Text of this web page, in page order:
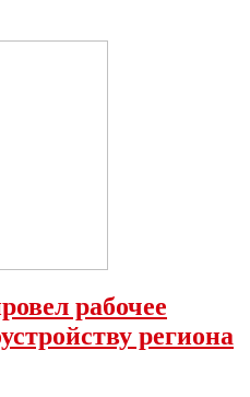
рабочее
региона